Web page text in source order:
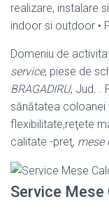
realizare, instalare si
indoor si outdoor •
Domeniu de
service, piese de
BRAGADIRU, Jud. .
sănătatea coloanei
flexibilitate,reţete
calitate -preţ, mese
Service Mese